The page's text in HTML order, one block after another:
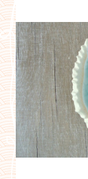
a propos
contact